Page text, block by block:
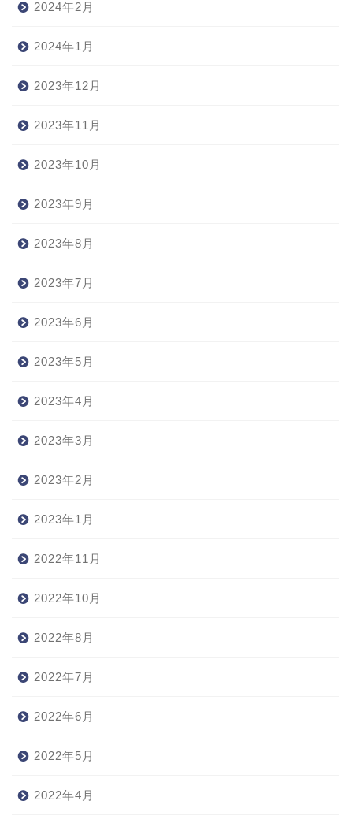
2024年2月
2024年1月
2023年12月
2023年11月
2023年10月
2023年9月
2023年8月
2023年7月
2023年6月
2023年5月
2023年4月
2023年3月
2023年2月
2023年1月
2022年11月
2022年10月
2022年8月
2022年7月
2022年6月
2022年5月
2022年4月